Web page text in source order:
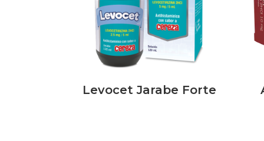
Levocet Jarabe Forte